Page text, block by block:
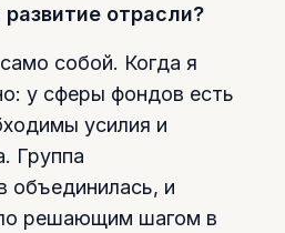
отрасли?
собой. Когда я
у сферы фондов есть
усилия и
Группа
объединилась, и
решающим шагом в